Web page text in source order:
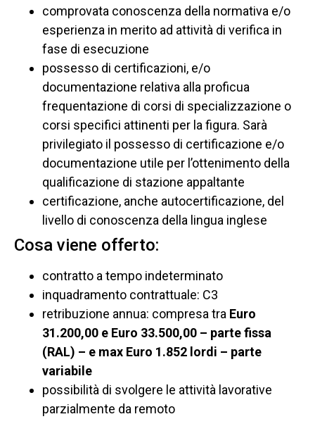
comprovata conoscenza della normativa e/o
esperienza in merito ad attività di verifica in
fase di esecuzione
possesso di certificazioni, e/o
documentazione relativa alla proficua
frequentazione di corsi di specializzazione o
corsi specifici attinenti per la figura. Sarà
privilegiato il possesso di certificazione e/o
documentazione utile per l’ottenimento della
qualificazione di stazione appaltante
certificazione, anche autocertificazione, del
livello di conoscenza della lingua inglese
Cosa viene offerto:
contratto a tempo indeterminato
inquadramento contrattuale: C3
retribuzione annua: compresa tra Euro
31.200,00 e Euro 33.500,00 – parte fissa
(RAL) – e max Euro 1.852 lordi – parte
variabile
possibilità di svolgere le attività lavorative
parzialmente da remoto